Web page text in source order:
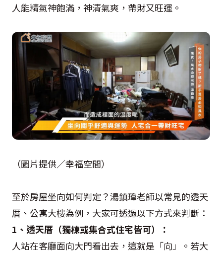
人能精氣神飽滿，神清氣爽，帶財又旺運。
（圖片提供／幸福空間）
至於房屋坐向如何判定？湯鎮瑋老師以常見的透天
厝、公寓大樓為例，大家可透過以下方式來判斷：
1、透天厝（獨棟或集合式住宅皆可）：
人站在客廳面向大門看出去，這就是「向」。若大